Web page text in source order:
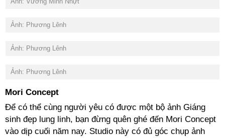
Ảnh: Phương Lênh
Ảnh: Phương Lênh
Ảnh: Phương Lênh
Mori Concept
Để có thể cùng người yêu có được một bộ ảnh Giáng
sinh đẹp lung linh, bạn đừng quên ghé đến Mori Concept
vào dịp cuối năm nay. Studio này có đủ góc chụp ảnh